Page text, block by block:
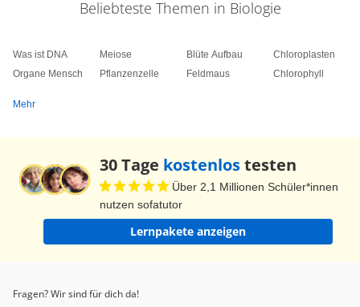
Beliebteste Themen in Biologie
Was ist DNA
Organe Mensch
Meiose
Pflanzenzelle
Blüte Aufbau
Feldmaus
Chloroplasten
Chlorophyll
Mehr
30 Tage kostenlostesten
Über 2,1 Millionen Schüler*innen
nutzen sofatutor
Lernpakete anzeigen
Fragen? Wir sind für dich da!